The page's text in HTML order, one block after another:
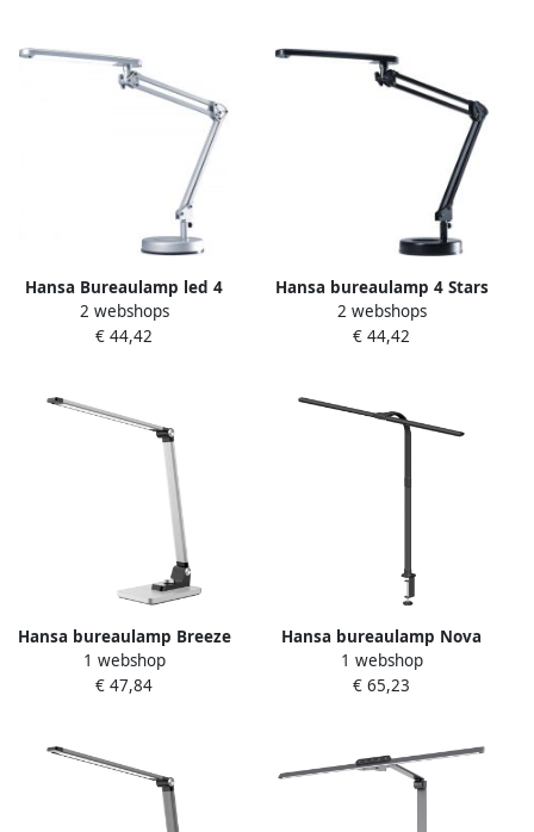
Hansa Bureaulamp led 4
stars zilvergrijs
2 webshops
€ 44,42
Hansa bureaulamp 4 Stars
LED-lamp zwart
2 webshops
€ 44,42
Hansa bureaulamp Breeze
LED-lamp zilver
1 webshop
€ 47,84
Hansa bureaulamp Nova
LED-lamp zwart
1 webshop
€ 65,23